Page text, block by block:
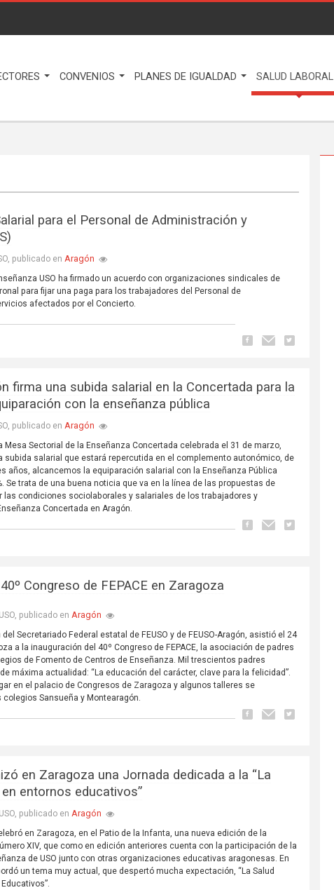
CONVENIOS PLANES DE IGUALDAD SALUD LABORAL
para el Personal de Administración y
publicado enAragón
USO ha firmado un acuerdo con organizaciones sindicales de
para fijar una paga para los trabajadores del Personal de
afectados por el Concierto.
firma una subida salarial en la Concertada para la
con la enseñanza pública
publicado enAragón
Mesa Sectorial de la Enseñanza Concertada celebrada el 31 de marzo,
subida salarial que estará repercutida en el complemento autonómico, de
años, alcancemos la equiparación salarial con la Enseñanza Pública
Se trata de una buena noticia que va en la línea de las propuestas de
las condiciones sociolaborales y salariales de los trabajadores y
Concertada en Aragón.
Congreso de FEPACE en Zaragoza
publicado enAragón
Secretariado Federal estatal de FEUSO y de FEUSO-Aragón, asistió el 24
a la inauguración del 40º Congreso de FEPACE, la asociación de padres
de Fomento de Centros de Enseñanza. Mil trescientos padres
máxima actualidad: “La educación del carácter, clave para la felicidad”.
en el palacio de Congresos de Zaragoza y algunos talleres se
Sansueña y Montearagón.
en Zaragoza una Jornada dedicada a la “La
entornos educativos”
publicado enAragón
en Zaragoza, en el Patio de la Infanta, una nueva edición de la
XIV, que como en edición anteriores cuenta con la participación de la
de USO junto con otras organizaciones educativas aragonesas. En
un tema muy actual, que despertó mucha expectación, “La Salud